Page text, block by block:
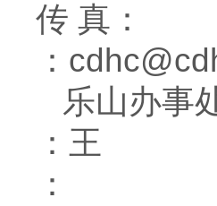
传 真：
：
乐山办事
：王
：